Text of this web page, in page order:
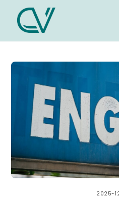
content
2025-